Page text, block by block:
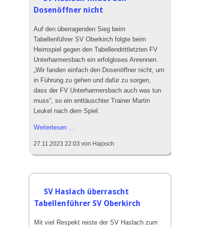
Das SVH Lied
Das SVH Mag und Team
SVH Legenden
Sponsoren
Mitgliedschaft
Satzung
SVH Jugendkonzept
Abteilungen
Aktive
Alte Herren
Schiedsrichter
Badminton
Laufgruppe
Dosenöffner nicht
Auf den überragenden Sieg beim
Tabellenführer SV Oberkirch folgte beim
Heimspiel gegen den Tabellendrittletzten FV
Unterharmersbach ein erfolgloses Anrennen.
„Wir fanden einfach den Dosenöffner nicht, um
in Führung zu gehen und dafür zu sorgen,
dass der FV Unterharmersbach auch was tun
muss“, so ein enttäuschter Trainer Martin
Leukel nach dem Spiel.
Weiterlesen …
findet
den
27.11.2023 22:03 von Hajosch
SV Haslach überrascht
Tabellenführer SV Oberkirch
Mit viel Respekt reiste der SV Haslach zum